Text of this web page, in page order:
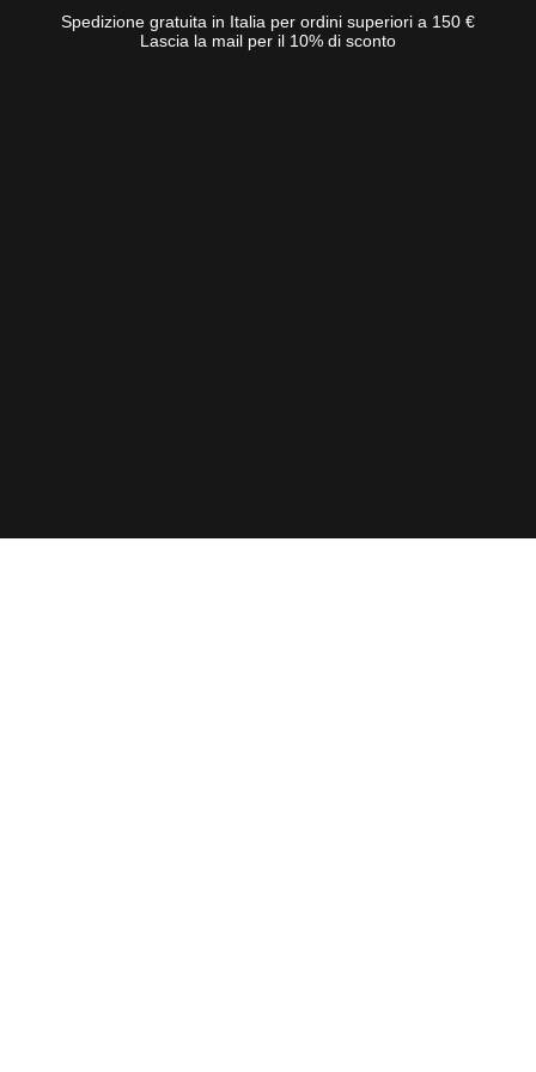
Spedizione gratuita in Italia per ordini superiori a 150 €
Lascia la mail per il 10% di sconto